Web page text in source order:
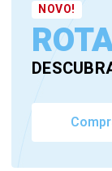
NOVO!